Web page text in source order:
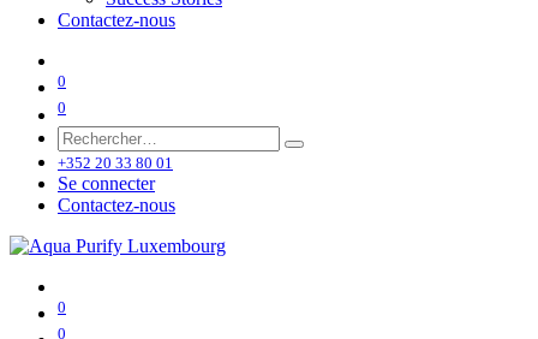
Contactez-nous
0
0
+352 20 33 80 01
Se connecter
Contactez-nous
0
0